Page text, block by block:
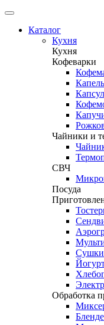
Каталог
Кухня
Кухня
Кофеварки
Чайники и
СВЧ
Посуда
Сушки
Обработка